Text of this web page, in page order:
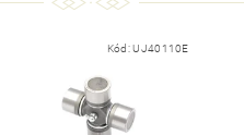
Kód:UJ40110E